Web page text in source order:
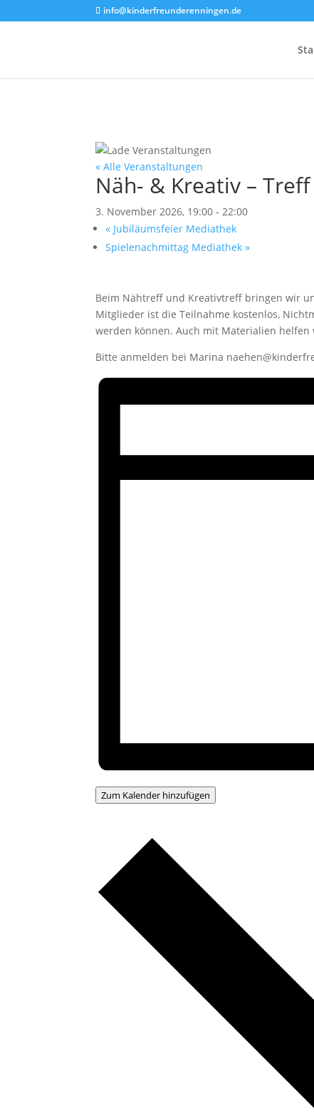
info@kinderfreunderenningen.de
« Alle Veranstaltungen
Näh- & Kreativ – Treff
3. November 2026, 19:00 -22:00
« Jubiläumsfeier Mediathek
Spielenachmittag Mediathek»
Beim Nähtreff und Kreativtreff bringen wir
Mitglieder ist die Teilnahme kostenlos,
werden können. Auch mit Materialien helfen
Bitte anmelden bei Marina
Zum Kalender hinzufügen